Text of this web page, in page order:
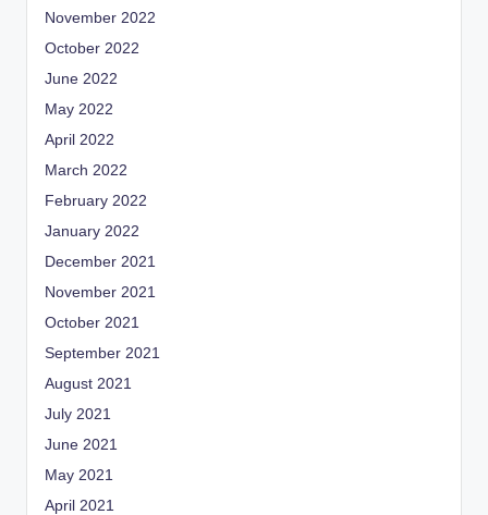
November 2022
October 2022
June 2022
May 2022
April 2022
March 2022
February 2022
January 2022
December 2021
November 2021
October 2021
September 2021
August 2021
July 2021
June 2021
May 2021
April 2021